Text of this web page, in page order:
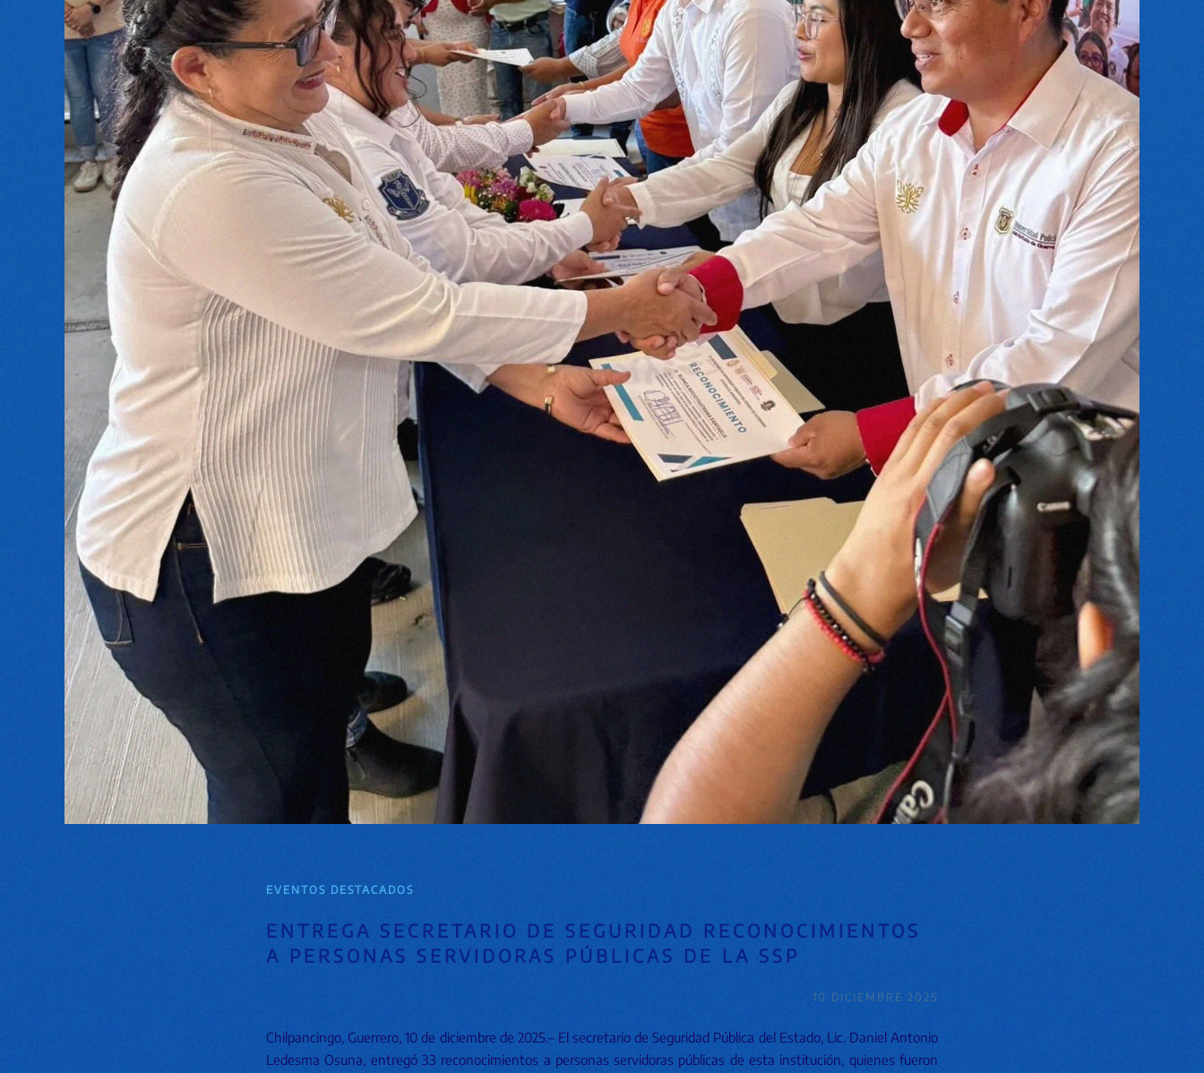
EVENTOS DESTACADOS
ENTREGA SECRETARIO DE SEGURIDAD RECONOCIMIENTOS
A PERSONAS SERVIDORAS PÚBLICAS DE LA SSP
10 DICIEMBRE 2025
Chilpancingo, Guerrero, 10 de diciembre de 2025.– El secretario de Seguridad Pública del Estado, Lic. Daniel Antonio
Ledesma Osuna, entregó 33 reconocimientos a personas servidoras públicas de esta institución, quienes fueron